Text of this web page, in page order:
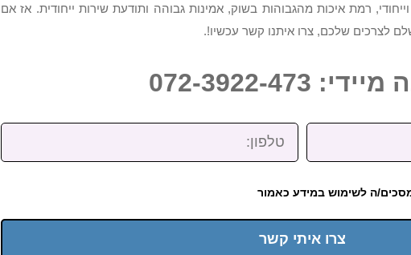
רמת איכות מהגבוהות בשוק, אמינות גבוהה ותודעת שירות ייחודית. אז אם
לצרכים שלכם, צרו איתנו קשר עכשיו!.
072-3922-473
טלפון:
ה לשימוש במידע כאמור
צרו איתי קשר